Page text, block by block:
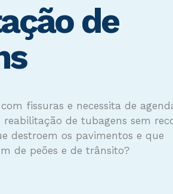
de
fissuras e necessita de
de tubagens sem
destroem os pavimentos e que
de peões e de trânsito?